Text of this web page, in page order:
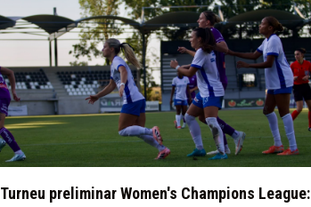
Turneu preliminar Women's Champions League: